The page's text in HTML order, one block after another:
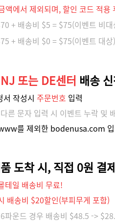
액에서 제외되며, 할인 코드 적용
+ 배송비 $5 = $75(이벤트 비대
+ 배송비 $0 = $75(이벤트 대상)
NJ 또는 DE센터 배송
작성시 주문번호 입력
른 문자 입력 시 이벤트 누락 및
를 제외한 bodenusa.com
도착 시, 직접 0원 결
테일 배송비 무료!
배송비 $20할인(부피무게 포함)
파운드 경우 배송비 $48.5 ->